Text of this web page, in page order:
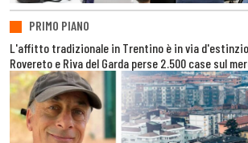
PRIMO PIANO
L'affitto tradizionale in Trentino è in via
Rovereto e Riva del Garda perse 2.500 case sul